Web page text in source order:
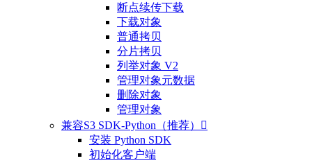
断点续传下载
下载对象
普通拷贝
分片拷贝
列举对象 V2
管理对象元数据
删除对象
管理对象
兼容S3 SDK-Python（推荐）

安装 Python SDK
初始化客户端